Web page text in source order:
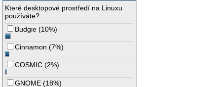
Které desktopové prostředí na Linuxu
používáte?
Budgie (10%)
Cinnamon (7%)
COSMIC (2%)
GNOME (18%)